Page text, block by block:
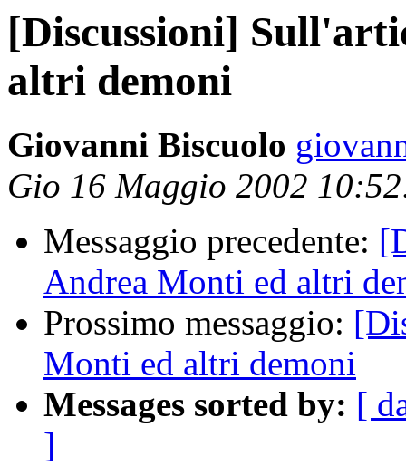
[Discussioni]
altri demoni
Giovanni Biscuolo
Gio 16 Maggio 2002
Messaggio precedente:
Andrea Monti ed altri
Prossimo messaggio:
Monti ed altri demoni
Messages sorted by: [
]